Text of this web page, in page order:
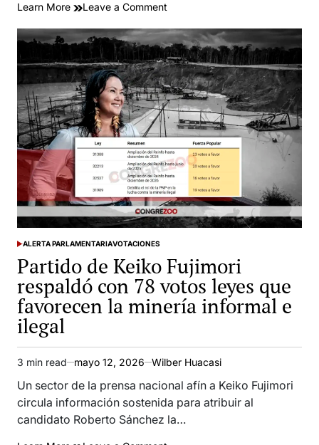
Learn More Leave a Comment
moción
de
interpelación
a
ministro
de
Defensa
por
masacre
de
jóvenes
en
Colcabamba
|
POSTED
IN
ALERTA PARLAMENTARIAVOTACIONES
Partido de Keiko Fujimori
respaldó con 78 votos leyes que
favorecen la minería informal e
ilegal
Estimated
read
time
3 min read mayo 12, 2026 Wilber Huacasi
Un sector de la prensa nacional afín a Keiko Fujimori
circula información sostenida para atribuir al
candidato Roberto Sánchez la…